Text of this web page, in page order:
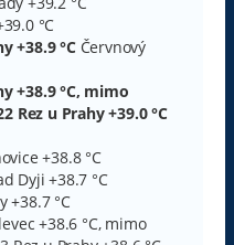
°C
+38.9 °CČervnový
+38.9 °C, mimo
Rez u Prahy +39.0 °C
+38.8 °C
Dyji +38.7 °C
+38.7 °C
+38.6 °C, mimo